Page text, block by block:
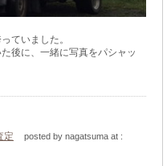
ていました。
後に、一緒に写真をパシャッ
定
posted by nagatsuma at :